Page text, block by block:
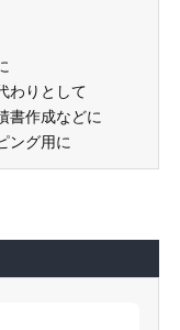
わりとして
書作成などに
ング用に